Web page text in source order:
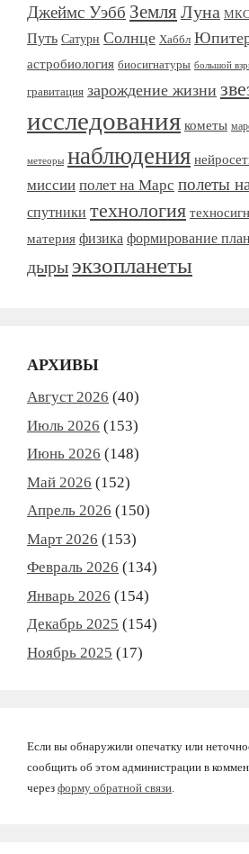
Джеймс Уэбб ЗемляЛуна МКС
Путь Сатурн Солнце Хаббл
астробиология биосигнатуры большой
гравитация зарождение жизни
исследования кометы
метеоры наблюдения
миссии полет на Марс полеты
спутники технология
материя физика формирование
дыры экзопланеты
АРХИВЫ
Август 2026 (40)
Июль 2026 (153)
Июнь 2026 (148)
Май 2026 (152)
Апрель 2026 (150)
Март 2026 (153)
Февраль 2026 (134)
Январь 2026 (154)
Декабрь 2025 (154)
Ноябрь 2025 (17)
Если вы обнаружили опечатку или
сообщить об этом администрации в
через форму обратной связи